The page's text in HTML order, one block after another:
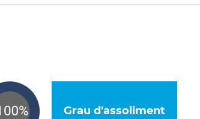
Grau d'assoliment